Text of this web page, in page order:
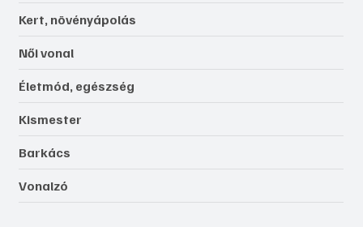
Kert, növényápolás
Női vonal
Életmód, egészség
Kismester
Barkács
Vonalzó